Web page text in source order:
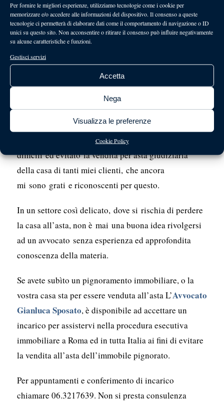
Per fornire le migliori esperienze, utilizziamo tecnologie come i cookie per
memorizzare e/o accedere alle informazioni del dispositivo. Il consenso a queste
tecnologie ci permetterà di elaborare dati come il comportamento di navigazione o ID
unici su questo sito. Non acconsentire o ritirare il consenso può influire negativamente
su alcune caratteristiche e funzioni.
Gestisci servizi
Accetta
Nega
Visualizza le preferenze
Cookie Policy
Esaminare il suo curriculum, concordando il
preventivo di spesa in modo da potere rispettare gli
impegni per i singoli adempimenti necessari, dopo la
vendita della casa all’asta.
Nella mia lunga carriera di avvocato e relatore
congressuale esperto in contenzioso immobiliare e
pignoramenti immobiliari ho risolto molti casi
difficili ed evitato la vendita per asta giudiziaria
della casa di tanti miei clienti, che ancora
mi sono grati e riconoscenti per questo.
In un settore così delicato, dove si rischia di perdere
la casa all’asta, non è mai una buona idea rivolgersi
ad un avvocato senza esperienza ed approfondita
conoscenza della materia.
Se avete subìto un pignoramento immobiliare, o la
vostra casa sta per essere venduta all’asta L’Avvocato
Gianluca Sposato, è disponibile ad accettare un
incarico per assistervi nella procedura esecutiva
immobiliare a Roma ed in tutta Italia ai fini di evitare
la vendita all’asta dell’immobile pignorato.
Per appuntamenti e conferimento di incarico
chiamare 06.3217639. Non si presta consulenza